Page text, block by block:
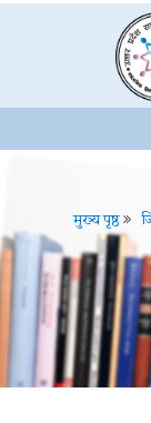
मुख्य पृष्ठ